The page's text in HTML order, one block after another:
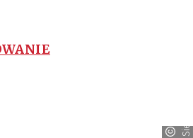
Siemens